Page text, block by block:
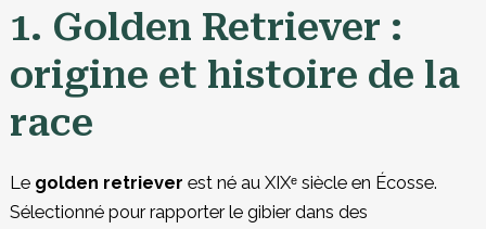
1. Golden Retriever :
origine et histoire de la
race
Le golden retriever est né au XIXᵉsiècle en Écosse.
Sélectionné pour rapporter le gibier dans des